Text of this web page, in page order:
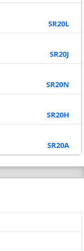
SR20L
SR20J
SR20N
SR20H
SR20A